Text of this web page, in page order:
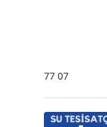
77 07